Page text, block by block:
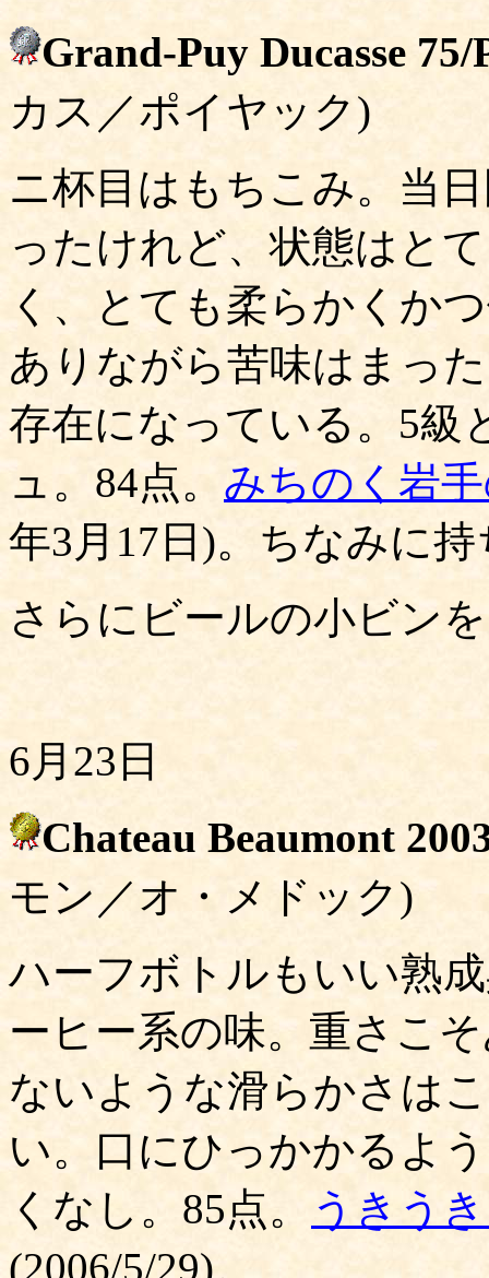
Grand-Puy Ducasse
カス／ポイヤック)
ニ杯目はもちこみ。当
ったけれど、状態はと
く、とても柔らかくか
ありながら苦味はまっ
存在になっている。5級
ュ。84点。 みちのく岩
年3月17日)。ちなみに
さらにビールの小ビン
6月23日
Chateau Beaumont
モン／オ・メドック)
ハーフボトルもいい熟
ーヒー系の味。重さこ
ないような滑らかさは
い。口にひっかかるよ
くなし。85点。
うきう
(2006/5/29)。